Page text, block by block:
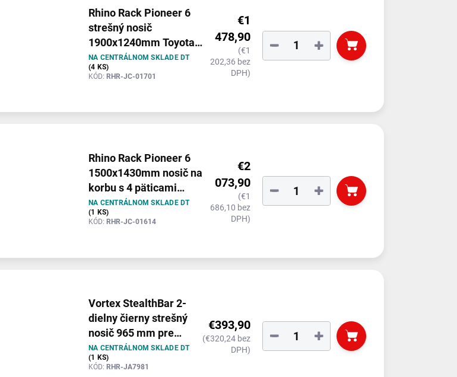
Rhino Rack Pioneer 6
strešný nosič
1900x1240mm Toyota
Land Cruiser KDJ150
GDJ150
NA CENTRÁLNOM SKLADE DT
(4 KS)
KÓD: RHR-JC-01701
€1
478,90
(€1
202,36 bez
DPH)
+
−
Rhino Rack Pioneer 6
1500x1430mm nosič na
korbu s 4 päticami
Reconn-Deck pre Toyota
Hilux Revo 2015-
NA CENTRÁLNOM SKLADE DT
(1 KS)
KÓD: RHR-JC-01614
€2
073,90
(€1
686,10 bez
DPH)
+
−
Vortex StealthBar 2-
dielny čierny strešný
nosič 965 mm pre
Toyota Land Cruiser
200 Series 2007–2021
NA CENTRÁLNOM SKLADE DT
(1 KS)
KÓD: RHR-JA7981
€393,90
(€320,24 bez
DPH)
+
−